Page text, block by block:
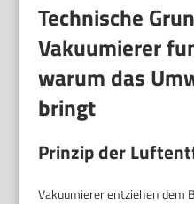
Technische
Vakuumierer
warum das
bringt
Prinzip der
Vakuumierer entziehen dem